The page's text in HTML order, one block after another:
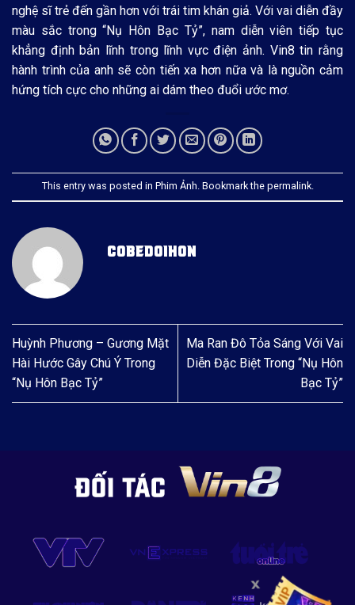
nghệ sĩ trẻ đến gần hơn với trái tim khán giả. Với vai diễn đầy
màu sắc trong “Nụ Hôn Bạc Tỷ”, nam diễn viên tiếp tục
khẳng định bản lĩnh trong lĩnh vực điện ảnh. Vin8 tin rằng
hành trình của anh sẽ còn tiến xa hơn nữa và là nguồn cảm
hứng tích cực cho những ai dám theo đuổi ước mơ.
This entry was posted in Phim Ảnh. Bookmark the permalink.
COBEDOIHON
Huỳnh Phương – Gương Mặt
Hài Hước Gây Chú Ý Trong
“Nụ Hôn Bạc Tỷ”
Ma Ran Đô Tỏa Sáng Với Vai
Diễn Đặc Biệt Trong “Nụ Hôn
Bạc Tỷ”